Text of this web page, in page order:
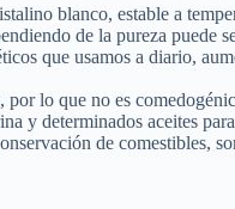
blanco, estable a
de la pureza puede
que usamos a diario,
lo que no es
y determinados aceites
de comestibles,